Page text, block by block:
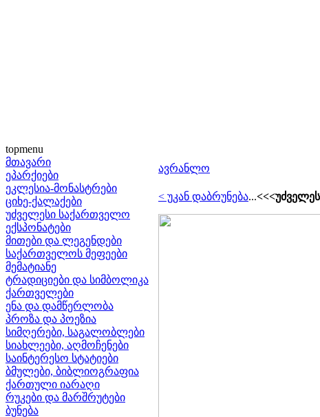
topmenu
მთავარი
ეპარქიები
ეკლესია-მონასტრები
ციხე-ქალაქები
უძველესი საქართველო
ექსპონატები
მითები და ლეგენდები
საქართველოს მეფეები
მემატიანე
ტრადიციები და სიმბოლიკა
ქართველები
ენა და დამწერლობა
პროზა და პოეზია
სიმღერები, საგალობლები
სიახლეები, აღმოჩენები
საინტერესო სტატიები
ბმულები, ბიბლიოგრაფია
ქართული იარაღი
რუკები და მარშრუტები
ბუნება
ავრანლო
< უკან დაბრუნება...